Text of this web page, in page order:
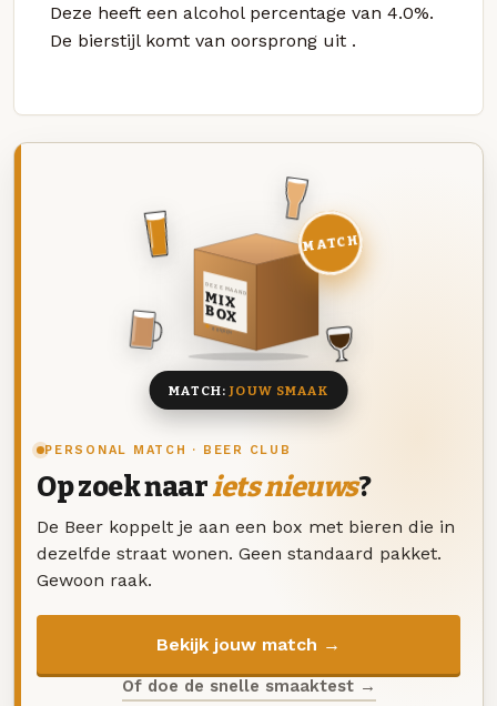
Deze heeft een alcohol percentage van 4.0%.
De bierstijl komt van oorsprong uit .
PERSONAL MATCH · BEER CLUB
Op zoek naariets nieuws?
De Beer koppelt je aan een box met bieren die in
dezelfde straat wonen. Geen standaard pakket.
Gewoon raak.
Bekijk jouw match →
Of doe de snelle smaaktest →
DEZE MAAND
MIX
BOX
8 BIEREN
MATCH
MATCH:JOUW SMAAK